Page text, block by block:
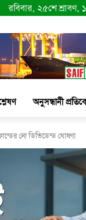
রবিবার, ২৫শে শ্রাবণ,
অনুসন্ধানী
নো ডিভিডেন্ড ঘোষণা